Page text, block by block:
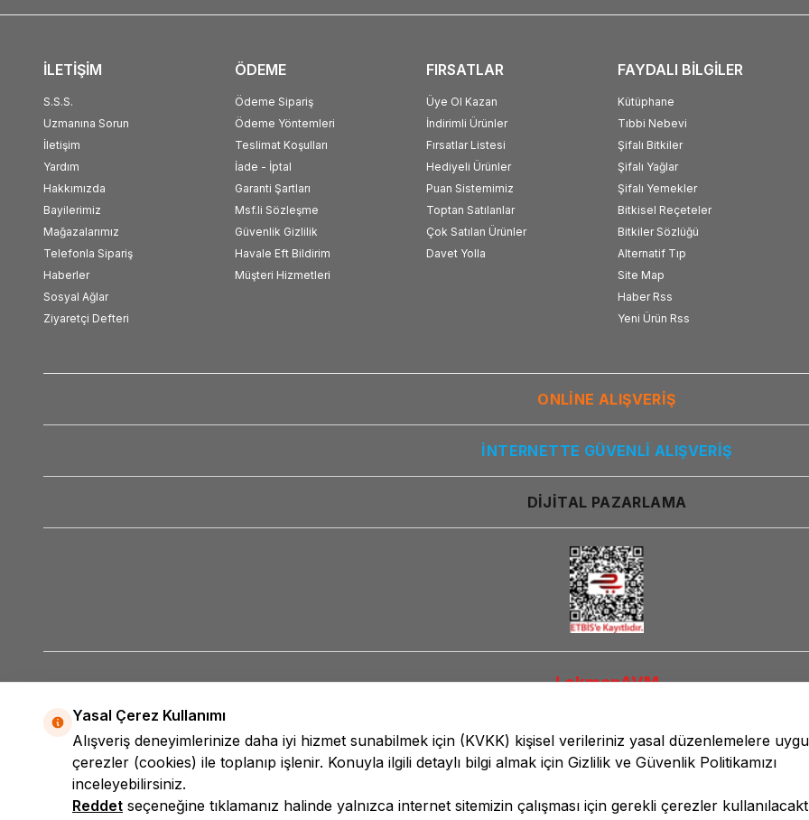
İLETİŞİM
S.S.S.
Uzmanına Sorun
İletişim
Yardım
Hakkımızda
Bayilerimiz
Mağazalarımız
Telefonla Sipariş
Haberler
Sosyal Ağlar
Ziyaretçi Defteri
ÖDEME
Ödeme Sipariş
Ödeme Yöntemleri
Teslimat Koşulları
İade - İptal
Garanti Şartları
Msf.li Sözleşme
Güvenlik Gizlilik
Havale Eft Bildirim
Müşteri Hizmetleri
FIRSATLAR
Üye Ol Kazan
İndirimli Ürünler
Fırsatlar Listesi
Hediyeli Ürünler
Puan Sistemimiz
Toptan Satılanlar
Çok Satılan Ürünler
Davet Yolla
FAYDALI BİLGİLER
Kütüphane
Tıbbi Nebevi
Şifalı Bitkiler
Şifalı Yağlar
Şifalı Yemekler
Bitkisel Reçeteler
Bitkiler Sözlüğü
Alternatif Tıp
Site Map
Haber Rss
Yeni Ürün Rss
ONLİNE ALIŞVERİŞ
İNTERNETTE GÜVENLİ ALIŞVERİŞ
DİJİTAL PAZARLAMA
LokmanAVM
Yasal Çerez Kullanımı
Alışveriş deneyimlerinize daha iyi hizmet sunabilmek için (KVKK) kişisel verileriniz yasal düzenlemelere
çerezler (cookies) ile toplanıp işlenir. Konuyla ilgili detaylı bilgi almak için Gizlilik ve Güvenlik Politikamızı
inceleyebilirsiniz.
Reddet seçeneğine tıklamanız halinde yalnızca internet sitemizin çalışması için gerekli çerezler